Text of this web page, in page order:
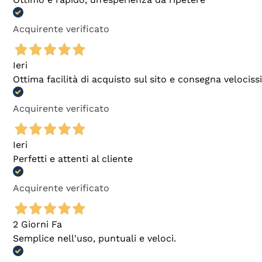
Acquirente verificato
Ieri
Ottima facilità di acquisto sul sito e consegna
Acquirente verificato
Ieri
Perfetti e attenti al cliente
Acquirente verificato
2 Giorni Fa
Semplice nell'uso, puntuali e veloci.